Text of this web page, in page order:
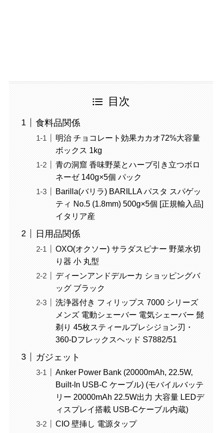
目次
食料品関係
明治 チョコレート効果カカオ72%大容量
ボックス 1kg
青の洞窟 香味野菜とハーブ引き立つボロ
ネーゼ 140g×5個 パック
Barilla(バリラ) BARILLA パスタ スパゲッ
ティ No.5 (1.8mm) 500g×5個 [正規輸入品]
イタリア産
日用品関係
OXO(オクソー) サラダスピナー 野菜水切
り器 小 丸型
ディーンアンドデルーカ ショッピングバ
ッグ ブラック
洗浄器付き フィリップス 7000 シリーズ
メンズ 電動シェーバー 電気シェーバー 髭
剃り 45枚スティールプレシジョン刃・
360-Dフレックスヘッド S7882/51
ガジェット
Anker Power Bank (20000mAh, 22.5W,
Built-In USB-C ケーブル) (モバイルバッテ
リー 20000mAh 22.5W出力 大容量 LEDデ
ィスプレイ搭載 USB-Cケーブル内蔵)
CIO 壁挿し 電源タップ